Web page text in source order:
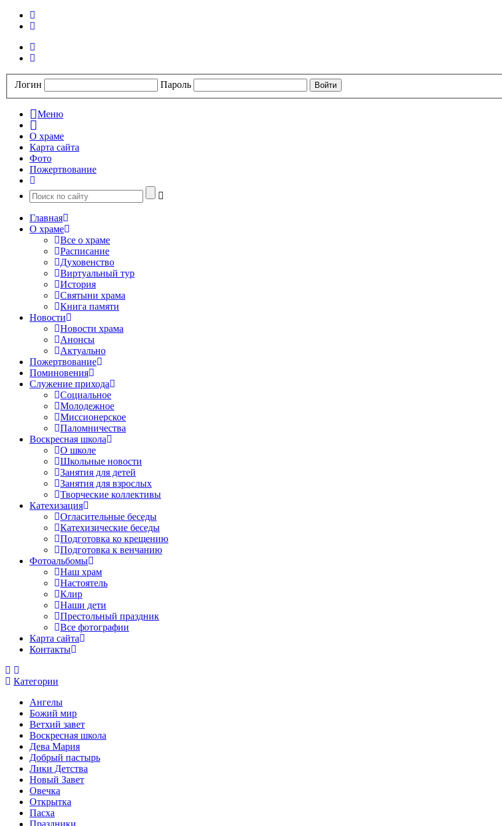
Логин Пароль
Меню
О храме
Карта сайта
Фото
Пожертвование
Главная
О храме
Все о храме
Расписание
Духовенство
Виртуальный тур
История
Святыни храма
Книга памяти
Новости
Новости храма
Анонсы
Актуально
Пожертвование
Поминовения
Служение прихода
Социальное
Молодежное
Миссионерское
Паломничества
Воскресная школа
О школе
Школьные новости
Занятия для детей
Занятия для взрослых
Творческие коллективы
Катехизация
Огласительные беседы
Катехизические беседы
Подготовка ко крещению
Подготовка к венчанию
Фотоальбомы
Наш храм
Настоятель
Клир
Наши дети
Престольный праздник
Все фотографии
Карта сайта
Контакты
Категории
Ангелы
Божий мир
Ветхий завет
Воскресная школа
Дева Мария
Добрый пастырь
Лики Детства
Новый Завет
Овечка
Открытка
Пасха
Праздники